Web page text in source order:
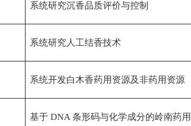
系统研究沉香品质评价与控制
系统研究人工结香技术
系统开发白木香药用资源及非药用资源
基于 DNA 条形码与化学成分的岭南药